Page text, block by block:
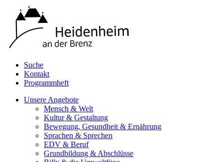
Suche
Kontakt
Programmheft
Unsere Angebote
Mensch & Welt
Kultur & Gestaltung
Bewegung, Gesundheit & Ernährung
Sprachen & Sprechen
EDV & Beruf
Grundbildung & Abschlüsse